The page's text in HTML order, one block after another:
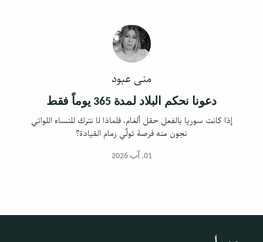
منى عبود
دعونا نحكم البلاد لمدة 365 يوماً فقط
إذا كانت سوريا بالفعل حقل ألغام، فلماذا لا نترك للنساء اللواتي
نجون منه فرصة تولّي زمام القيادة؟
01. آب 2026